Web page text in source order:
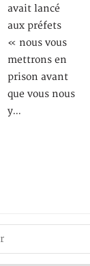
avait lancé
aux préfets
« nous vous
mettrons en
prison avant
que vous nous
y…